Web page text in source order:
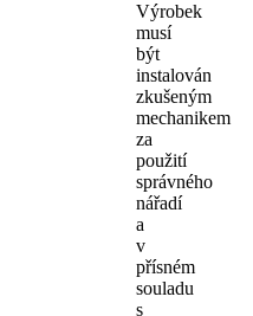
Výrobek
musí
být
instalován
zkušeným
mechanikem
za
použití
správného
nářadí
a
v
přísném
souladu
s